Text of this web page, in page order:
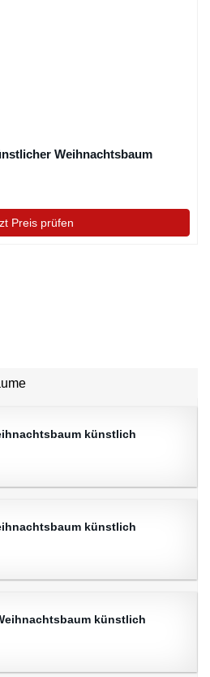
Weihnachtsbaum
Preis prüfen
künstlich
künstlich
künstlich